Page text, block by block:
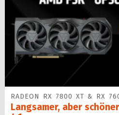
RADEON RX 7800 XT & RX
Langsamer, aber